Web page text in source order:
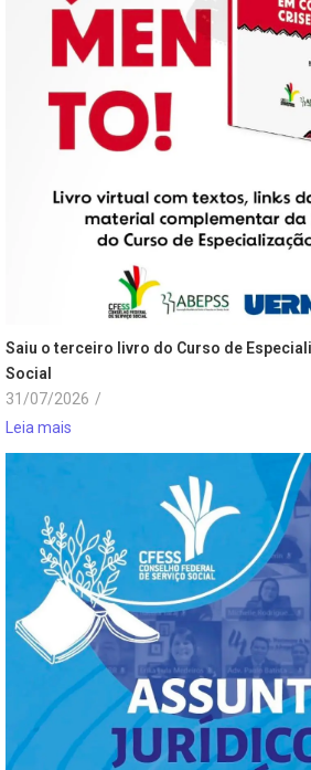
Saiu o terceiro livro do Curso de
Social
31/07/2026 /
Leia mais